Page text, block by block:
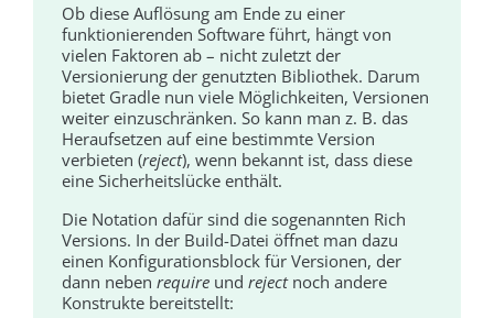
Ob diese Auflösung am Ende zu einer
funktionierenden Software führt, hängt von
vielen Faktoren ab – nicht zuletzt der
Versionierung der genutzten Bibliothek. Darum
bietet Gradle nun viele Möglichkeiten, Versionen
weiter einzuschränken. So kann man z. B. das
Heraufsetzen auf eine bestimmte Version
verbieten (reject), wenn bekannt ist, dass diese
eine Sicherheitslücke enthält.
Die Notation dafür sind die sogenannten Rich
Versions. In der Build-Datei öffnet man dazu
einen Konfigurationsblock für Versionen, der
dann nebenrequire undrejectnoch andere
Konstrukte bereitstellt: